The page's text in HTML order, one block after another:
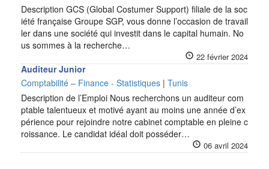
Description GCS (Global Costumer Support) filiale de la soc
iété française Groupe SGP, vous donne l’occasion de travail
ler dans une société qui investit dans le capital humain. No
us sommes à la recherche…
22 février 2024
Auditeur Junior
Comptabilité – Finance - Statistiques | Tunis
Description de l’Emploi Nous recherchons un auditeur com
ptable talentueux et motivé ayant au moins une année d’ex
périence pour rejoindre notre cabinet comptable en pleine c
roissance. Le candidat idéal doit posséder…
06 avril 2024